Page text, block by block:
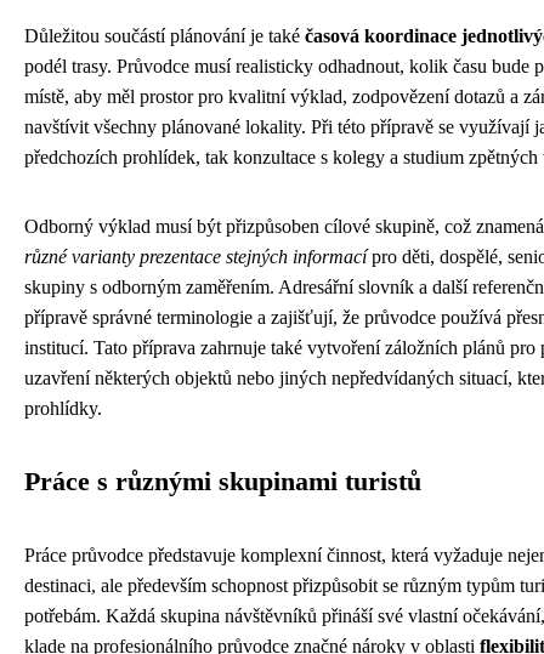
Důležitou součástí plánování je také časová koordinace
podél trasy. Průvodce musí realisticky odhadnout, kolik času bude
místě, aby měl prostor pro kvalitní výklad, zodpovězení dotazů a
navštívit všechny plánované lokality. Při této přípravě se využívají
předchozích prohlídek, tak konzultace s kolegy a studium
Odborný výklad musí být přizpůsoben cílové skupině, což
různé varianty prezentace stejných informacípro děti, dospělé,
skupiny s odborným zaměřením. Adresářní slovník a další
přípravě správné terminologie a zajišťují, že průvodce používá
institucí. Tato příprava zahrnuje také vytvoření záložních plánů pro
uzavření některých objektů nebo jiných nepředvídaných situací,
prohlídky.
Práce s různými skupinami turistů
Práce průvodce představuje komplexní činnost, která vyžaduje
destinaci, ale především schopnost přizpůsobit se různým typům
potřebám. Každá skupina návštěvníků přináší své vlastní
klade na profesionálního průvodce značné nároky v oblasti